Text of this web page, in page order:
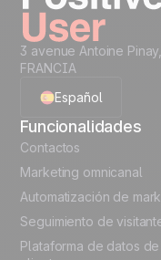
3 avenue Antoine
FRANCIA
Español
English
French
Polish
Funcionalidades
Contactos
Marketing omnicanal
Automatización de
Seguimiento de
Plataforma de datos de